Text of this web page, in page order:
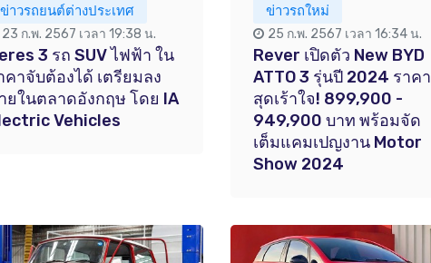
ข่าวรถยนต์ต่างประเทศ
23 ก.พ. 2567 เวลา 19:38 น.
3 รถ SUV ไฟฟ้า ใน
คาจับต้องได้ เตรียมลง
ยในตลาดอังกฤษ โดย IA
Vehicles
ข่าวรถใหม่
25 ก.พ. 2567 เวลา 16:34 น.
Rever เปิดตัว New BYD
ATTO 3 รุ่นปี 2024 ราคา
สุดเร้าใจ! 899,900 -
949,900 บาท พร้อมจัด
เต็มแคมเปญงาน Motor
Show 2024